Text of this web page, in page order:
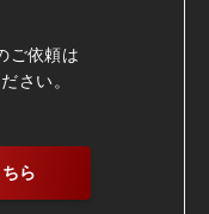
ご依頼は
さい。
ら